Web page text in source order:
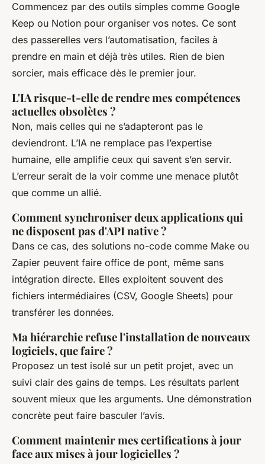
Commencez par des outils simples comme Google
Keep ou Notion pour organiser vos notes. Ce sont
des passerelles vers l’automatisation, faciles à
prendre en main et déjà très utiles. Rien de bien
sorcier, mais efficace dès le premier jour.
L'IA risque-t-elle de rendre mes compétences
actuelles obsolètes ?
Non, mais celles qui ne s’adapteront pas le
deviendront. L’IA ne remplace pas l’expertise
humaine, elle amplifie ceux qui savent s’en servir.
L’erreur serait de la voir comme une menace plutôt
que comme un allié.
Comment synchroniser deux applications qui
ne disposent pas d'API native ?
Dans ce cas, des solutions no-code comme Make ou
Zapier peuvent faire office de pont, même sans
intégration directe. Elles exploitent souvent des
fichiers intermédiaires (CSV, Google Sheets) pour
transférer les données.
Ma hiérarchie refuse l'installation de nouveaux
logiciels, que faire ?
Proposez un test isolé sur un petit projet, avec un
suivi clair des gains de temps. Les résultats parlent
souvent mieux que les arguments. Une démonstration
concrète peut faire basculer l’avis.
Comment maintenir mes certifications à jour
face aux mises à jour logicielles ?